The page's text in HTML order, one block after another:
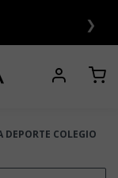
❯
DEPORTE COLEGIO